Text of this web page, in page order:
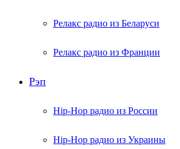
Релакс радио из Беларуси
Релакс радио из Франции
Рэп
Hip-Hop радио из России
Hip-Hop радио из Украины